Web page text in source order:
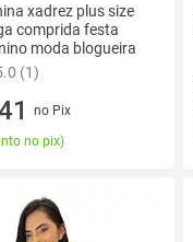
xadrez plus size
comprida festa
moda blogueira
(1)
no Pix
no pix)